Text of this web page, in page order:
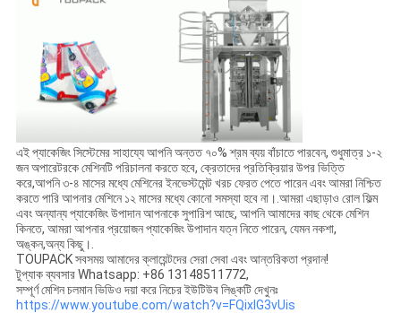
এই প্যাকেজিং সিস্টেমের সাহায্যে আপনি অন্তত ৭০% শ্রম ব্যয় বাঁচাতে পারবেন, শুধুমাত্র ১-২
জন অপারেটরকে মেশিনটি পরিচালনা করতে হবে, ক্রেতাদের প্রতিক্রিয়ার উপর ভিত্তি
করে,আপনি ৩-৪ মাসের মধ্যে মেশিনের ইনভেস্টমেন্ট খরচ ফেরত পেতে পারেন এবং আমরা নিশ্চিত
করতে পারি আপনার মেশিনে ১২ মাসের মধ্যে কোনো সমস্যা হবে না।.আমরা এছাড়াও রোল ফিল্ম
এবং অন্যান্য প্যাকেজিং উপাদান আপনাকে সুপারিশ আছে, আপনি আমাদের কাছ থেকে মেশিন
কিনতে, আমরা আপনার প্রয়োজন প্যাকেজিং উপাদান যত্ন নিতে পারেন, যেমন নকশা,
অঙ্কন,অন্য কিছু।.
TOUPACK সবসময় আমাদের ক্লায়েন্টদের সেরা সেবা এবং আন্তরিকতা প্রদান!
টুপ্যাক ব্যবসার Whatsapp: +86 13148511772,
সম্পূর্ণ মেশিন চলমান ভিডিও দয়া করে নিচের ইউটিউব লিঙ্কটি দেখুনঃ
https://www.youtube.com/watch?v=FQixlG3vUis